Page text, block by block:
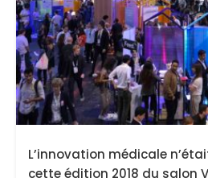
L’innovation médicale
cette édition 2018 du salon